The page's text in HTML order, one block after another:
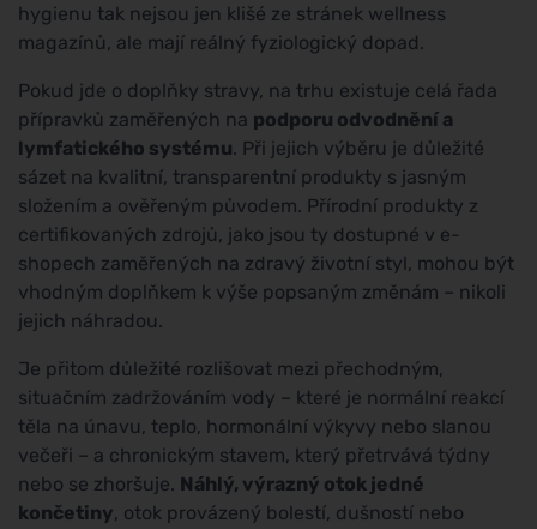
hygienu tak nejsou jen klišé ze stránek wellness
magazínů, ale mají reálný fyziologický dopad.
Pokud jde o doplňky stravy, na trhu existuje celá řada
přípravků zaměřených na podporu odvodnění a
lymfatického systému. Při jejich výběru je důležité
sázet na kvalitní, transparentní produkty s jasným
složením a ověřeným původem. Přírodní produkty z
certifikovaných zdrojů, jako jsou ty dostupné v e-
shopech zaměřených na zdravý životní styl, mohou být
vhodným doplňkem k výše popsaným změnám – nikoli
jejich náhradou.
Je přitom důležité rozlišovat mezi přechodným,
situačním zadržováním vody – které je normální reakcí
těla na únavu, teplo, hormonální výkyvy nebo slanou
večeři – a chronickým stavem, který přetrvává týdny
nebo se zhoršuje. Náhlý, výrazný otok jedné
končetiny, otok provázený bolestí, dušností nebo